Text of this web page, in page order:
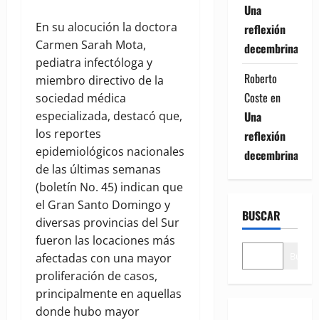
En su alocución la doctora
Carmen Sarah Mota,
pediatra infectóloga y
miembro directivo de la
sociedad médica
especializada, destacó que,
los reportes
epidemiológicos nacionales
de las últimas semanas
(boletín No. 45) indican que
el Gran Santo Domingo y
diversas provincias del Sur
fueron las locaciones más
afectadas con una mayor
proliferación de casos,
principalmente en aquellas
donde hubo mayor
Una
reflexión
decembrina
Roberto
Coste en
Una
reflexión
decembrina
BUSCAR